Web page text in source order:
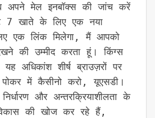
अपने मेल इनबॉक्स की जांच करें
7 खाते के लिए एक नया
एक लिंक मिलेगा, मैं आपको
की उम्मीद करता हूं। किंग्स
अधिकांश शीर्ष ब्राउज़रों पर
में कैसीनो करो, यूएसडी।
और अन्तरक्रियाशीलता के
की खोज कर रहे हैं,